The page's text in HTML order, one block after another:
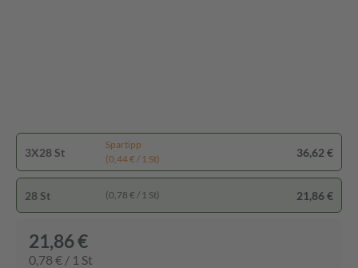
3X28 St
Spartipp
(0,44 € / 1 St)
36,62 €
28 St (0,78 € / 1 St) 21,86 €
21,86 €
0,78 € / 1 St